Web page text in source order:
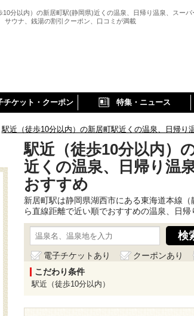
10分以内）の新居町駅(静岡県)近くの温泉、日帰り温泉、スーパ
サウナ、銭湯の割引クーポン、口コミが満載
チケット・クーポン 特集・ニュース
駅近（徒歩10分以内）の新居町駅近くの温泉、日帰り
駅近（徒歩10分以内）
近くの温泉、日帰り温
おすすめ
新居町駅は静岡県湖西市にある東海道本線
ら直線距離で近い順でおすすめの温泉、日
電子チケットあり クーポンあり
こだわり条件
駅近（徒歩10分以内）